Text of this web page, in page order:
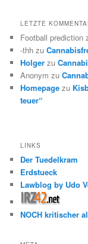
LETZTE
Football prediction
-thh zu
Holger zu
Anonym zu
Homepage zu
teuer“
LINKS
Der Tuedelkram
Erdstueck
Lawblog by Udo
NOCH kritischer